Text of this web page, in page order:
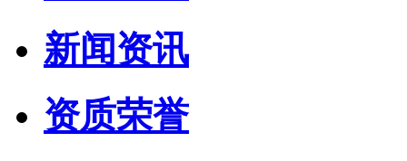
新闻资讯
资质荣誉